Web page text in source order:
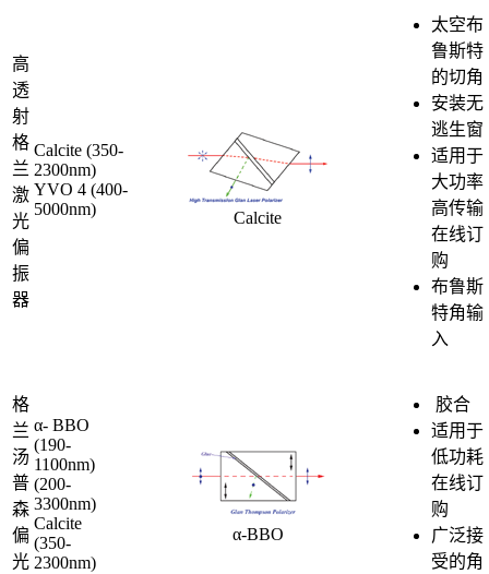
高
透
射
格
兰
激
光
偏
振
器
Calcite (350-
2300nm)
YVO 4 (400-
5000nm)
Calcite
太空布
鲁斯特
的切角
安装无
逃生窗
适用于
大功率
高传输
在线订
购
布鲁斯
特角输
入
格
兰
汤
普
森
偏
光
α- BBO
(190-
1100nm)
(200-
3300nm)
Calcite
(350-
2300nm)
α-BBO
胶合
适用于
低功耗
在线订
购
广泛接
受的角